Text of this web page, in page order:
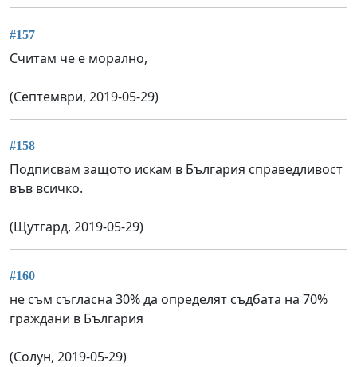
#157
Считам че е морално,
(Септември, 2019-05-29)
#158
Подписвам защото искам в България справедливост
във всичко.
(Щутгард, 2019-05-29)
#160
не съм съгласна 30% да определят съдбата на 70%
граждани в България
(Солун, 2019-05-29)